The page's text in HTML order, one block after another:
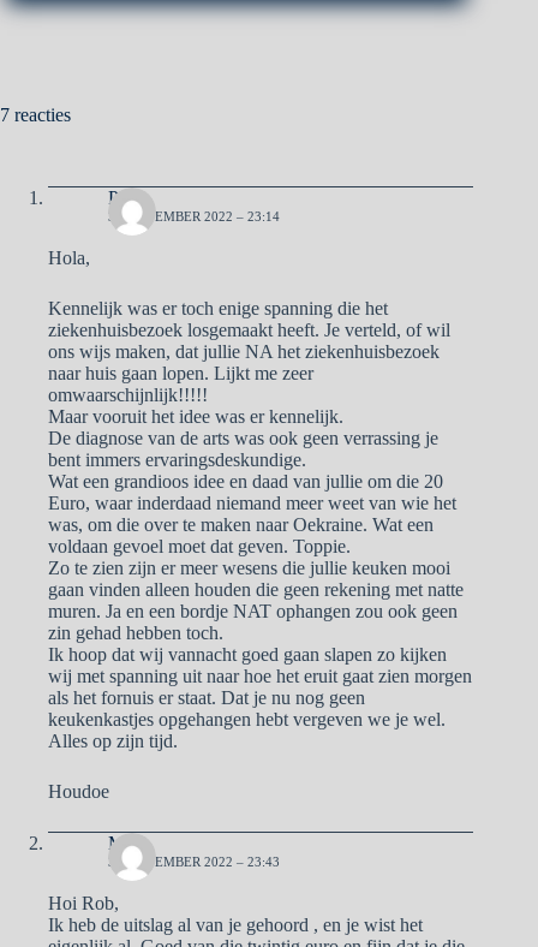
7 reacties
Pa
30 NOVEMBER 2022 – 23:14
Hola,
Kennelijk was er toch enige spanning die het
ziekenhuisbezoek losgemaakt heeft. Je verteld, of wil
ons wijs maken, dat jullie NA het ziekenhuisbezoek
naar huis gaan lopen. Lijkt me zeer
omwaarschijnlijk!!!!!
Maar vooruit het idee was er kennelijk.
De diagnose van de arts was ook geen verrassing je
bent immers ervaringsdeskundige.
Wat een grandioos idee en daad van jullie om die 20
Euro, waar inderdaad niemand meer weet van wie het
was, om die over te maken naar Oekraine. Wat een
voldaan gevoel moet dat geven. Toppie.
Zo te zien zijn er meer wesens die jullie keuken mooi
gaan vinden alleen houden die geen rekening met natte
muren. Ja en een bordje NAT ophangen zou ook geen
zin gehad hebben toch.
Ik hoop dat wij vannacht goed gaan slapen zo kijken
wij met spanning uit naar hoe het eruit gaat zien morgen
als het fornuis er staat. Dat je nu nog geen
keukenkastjes opgehangen hebt vergeven we je wel.
Alles op zijn tijd.
Houdoe
Ma
30 NOVEMBER 2022 – 23:43
Hoi Rob,
Ik heb de uitslag al van je gehoord , en je wist het